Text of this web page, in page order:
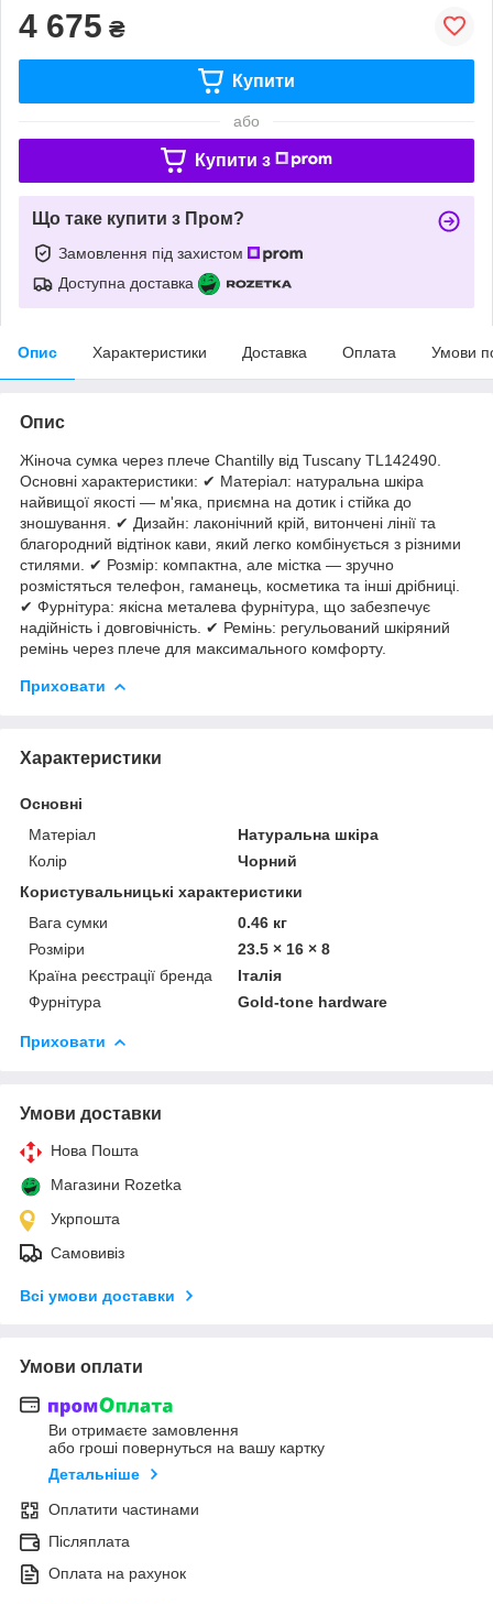
4 675 ₴
Купити
або
Купити з
Що таке купити з Пром?
Замовлення під захистом
Доступна доставка
Опис Характеристики Доставка Оплата Умови
Опис
Жіноча сумка через плече Chantilly від Tuscany TL142490.
Основні характеристики: ✔ Матеріал: натуральна шкіра
найвищої якості — м'яка, приємна на дотик і стійка до
зношування. ✔ Дизайн: лаконічний крій, витончені лінії та
благородний відтінок кави, який легко комбінується з різними
стилями. ✔ Розмір: компактна, але містка — зручно
розмістяться телефон, гаманець, косметика та інші дрібниці.
✔ Фурнітура: якісна металева фурнітура, що забезпечує
надійність і довговічність. ✔ Ремінь: регульований шкіряний
ремінь через плече для максимального комфорту.
Приховати
Характеристики
Основні
Матеріал
Натуральна шкіра
Колір
Чорний
Користувальницькі характеристики
Вага сумки
0.46 кг
Розміри
23.5 × 16 × 8
Країна реєстрації бренда
Італія
Фурнітура
Gold-tone hardware
Приховати
Умови доставки
Нова Пошта
Магазини Rozetka
Укрпошта
Самовивіз
Всі умови доставки
Умови оплати
Ви отримаєте замовлення
або гроші повернуться на вашу картку
Детальніше
Оплатити частинами
Післяплата
Оплата на рахунок